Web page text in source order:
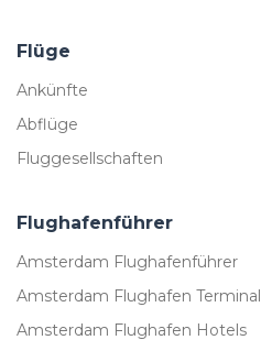
Flüge
Ankünfte
Abflüge
Fluggesellschaften
Flughafenführer
Amsterdam Flughafenführer
Amsterdam Flughafen Terminal
Amsterdam Flughafen Hotels